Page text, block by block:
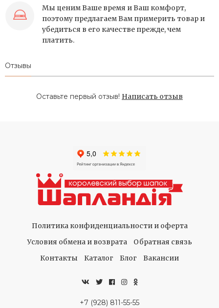
Мы ценим Ваше время и Ваш комфорт,
поэтому предлагаем Вам примерить товар и
убедиться в его качестве прежде, чем
платить.
Отзывы
Оставьте первый отзыв! Написать отзыв
Политика конфиденциальности и оферта
Условия обмена и возврата
Обратная связь
Контакты
Каталог Блог Вакансии
+7 (928) 811-55-55